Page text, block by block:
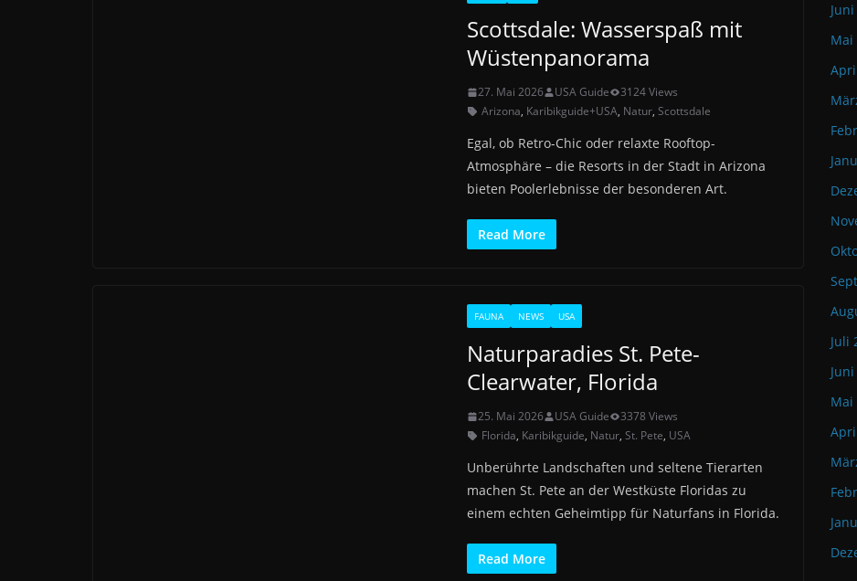
Scottsdale: Wasserspaß mit
Wüstenpanorama
27. Mai 2026 USA Guide
3124 Views
Arizona, Karibikguide+USA, Natur, Scottsdale
Egal, ob Retro-Chic oder relaxte Rooftop-
Atmosphäre – die Resorts in der Stadt in Arizona
bieten Poolerlebnisse der besonderen Art.
Read More
FAUNA NEWS USA
Naturparadies St. Pete-
Clearwater, Florida
25. Mai 2026 USA Guide
3378 Views
Florida, Karibikguide, Natur, St. Pete, USA
Unberührte Landschaften und seltene Tierarten
machen St. Pete an der Westküste Floridas zu
einem echten Geheimtipp für Naturfans in Florida.
Read More
Mai
Juli
Mai